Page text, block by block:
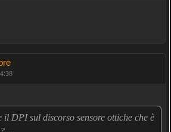
il DPI sul discorso sensore ottiche che è